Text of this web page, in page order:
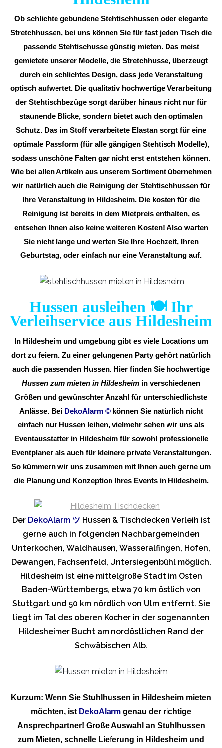
Ob schlichte gebundene Stehtischhussen oder elegante
Stretchhussen, bei uns können Sie für fast jeden Tisch die
passende Stehtischusse günstig mieten. Das meist
gemietete unserer Modelle, die Stretchhusse, überzeugt
durch ein schlichtes Design, dass jede Veranstaltung
optisch aufwertet. Die qualitativ hochwertige Verarbeitung
der Stehtischbezüge sorgt darüber hinaus nicht nur für
staunende Blicke, sondern bietet auch den optimalen
Schutz. Das im Stoff verarbeitete Elastan sorgt für eine
optimale Passform (für alle gängigen Stehtisch Modelle),
sodass unschöne Falten gar nicht erst entstehen können.
Wie bei allen Artikeln aus unserem Sortiment übernehmen
wir natürlich auch die Reinigung der Stehtischhussen für
Ihre Veranstaltung in Hildesheim. Die kosten für die
Reinigung ist bereits in dem Mietpreis enthalten, es
entsehen Ihnen also keine weiteren Kosten! Also warten
Sie nicht lange und werten Sie Ihre Hochzeit, Ihren
Geburtstag, oder einfach nur eine Veranstaltung auf.
Hussen ausleihen 🍽️ Ihr
Verleihservice aus Hildesheim
In Hildesheim und umgebung gibt es viele Locations um
dort zu feiern. Zu einer gelungenen Party gehört natürlich
auch die passenden Hussen. Hier finden Sie hochwertige
Hussen zum mieten in Hildesheim in verschiedenen
Größen und gewünschter Anzahl für unterschiedlichste
Anlässe. Bei DekoAlarm © können Sie natürlich nicht
einfach nur Hussen leihen, vielmehr sehen wir uns als
Eventausstatter in Hildesheim für sowohl professionelle
Eventplaner als auch für kleinere private Veranstaltungen.
So kümmern wir uns zusammen mit Ihnen auch gerne um
die Planung und Konzeption Ihres Events in Hildesheim.
Der DekoAlarm ツ Hussen & Tischdecken Verleih ist
gerne auch in folgenden Nachbargemeinden
Unterkochen, Waldhausen, Wasseralfingen, Hofen,
Dewangen, Fachsenfeld, Untersiegenbühl möglich.
Hildesheim ist eine mittelgroße Stadt im Osten
Baden-Württembergs, etwa 70 km östlich von
Stuttgart und 50 km nördlich von Ulm entfernt. Sie
liegt im Tal des oberen Kocher in der sogenannten
Hildesheimer Bucht am nordöstlichen Rand der
Schwäbischen Alb.
Kurzum: Wenn Sie Stuhlhussen in Hildesheim mieten
möchten, ist DekoAlarm genau der richtige
Ansprechpartner! Große Auswahl an Stuhlhussen
zum Mieten, schnelle Lieferung in Hildesheim und